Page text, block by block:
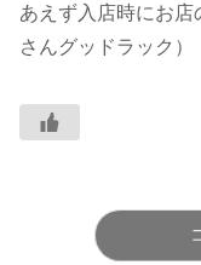
あえず入店時にお
さんグッドラック）